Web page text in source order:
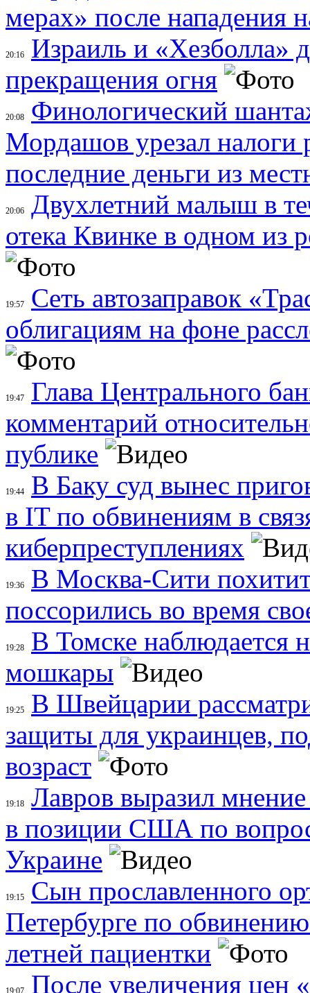
мерах» после нападения
20:16
Израиль и «Хезболла»
прекращения огня
20:08
Финологический
Мордашов урезал налоги
последние деньги из
20:06
Двухлетний малыш в
отека Квинке в одном из
19:57
Сеть автозаправок
облигациям на фоне
19:47
Глава Центрального
комментарий
публике
19:44
В Баку суд вынес
в IT по обвинениям в
киберпреступлениях
19:36
В Москва-Сити
поссорились во время
19:28
В Томске наблюдается
мошкары
19:25
В Швейцарии
защиты для украинцев,
возраст
19:18
Лавров выразил
в позиции США по
Украине
19:15
Сын прославленного
Петербурге по
летней пациентки
19:07 После увеличения цен